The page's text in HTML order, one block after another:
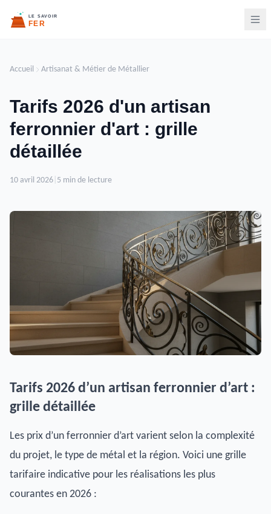
Accueil Artisanat & Métier de Métallier
Tarifs 2026 d'un artisan
ferronnier d'art : grille
détaillée
10 avril 2026 5 min de lecture
Tarifs 2026 d’un artisan ferronnier d’art :
grille détaillée
Les prix d’un ferronnier d’art varient selon la complexité
du projet, le type de métal et la région. Voici une grille
tarifaire indicative pour les réalisations les plus
courantes en 2026 :